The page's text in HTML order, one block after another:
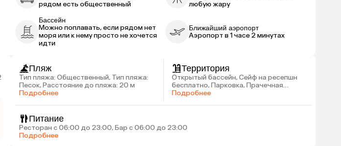
рядом есть общественный
любую жару
Бассейн
Можно поплавать, если рядом нет
моря или к нему просто не хочется
идти
Ближайший аэропорт
Аэропорт в 1 часе 2 минутах
Пляж
Тип пляжа: Общественный, Тип пляжа:
Песок, Расстояние до пляжа: 20 м
Подробнее
Территория
Открытый бассейн, Сейф на ресепшн
бесплатно, Парковка, Прачечная
платно
Подробнее
Питание
Ресторан с 06:00 до 23:00, Бар с 06:00 до 23:00
Подробнее